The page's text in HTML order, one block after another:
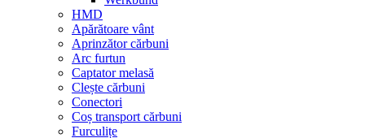
HMD
Apărătoare vânt
Aprinzător cărbuni
Arc furtun
Captator melasă
Clește cărbuni
Conectori
Coș transport cărbuni
Furculițe